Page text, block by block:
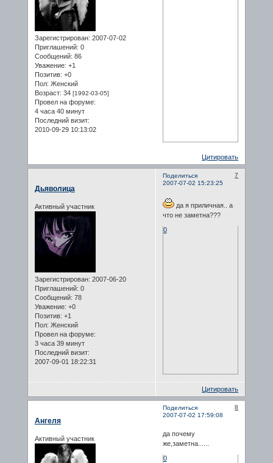
Зарегистрирован: 2007-07-02
Приглашений: 0
Сообщений: 86
Уважение: +1
Позитив: +0
Пол: Женский
Возраст: 34 [1992-03-05]
Провел на форуме:
4 часа 40 минут
Последний визит:
2010-09-29 10:13:02
Цитировать
Поделиться
7
2007-07-02 15:23:25
Дьяволица
Активный участник
Зарегистрирован: 2007-06-20
Приглашений: 0
Сообщений: 78
Уважение: +0
Позитив: +1
Пол: Женский
Провел на форуме:
3 часа 39 минут
Последний визит:
2007-09-01 18:22:31
да я приличная.. а
что не заметна???
0
Цитировать
Поделиться
8
2007-07-02 17:59:08
Ангеля
Активный участник
да почему
же,заметна......
0